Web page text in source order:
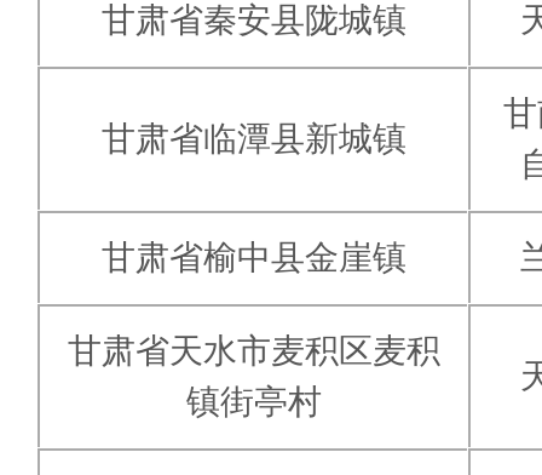
甘肃省秦安县陇城镇
甘肃省临潭县新城镇
甘肃省榆中县金崖镇
甘肃省天水市麦积区麦积
镇街亭村